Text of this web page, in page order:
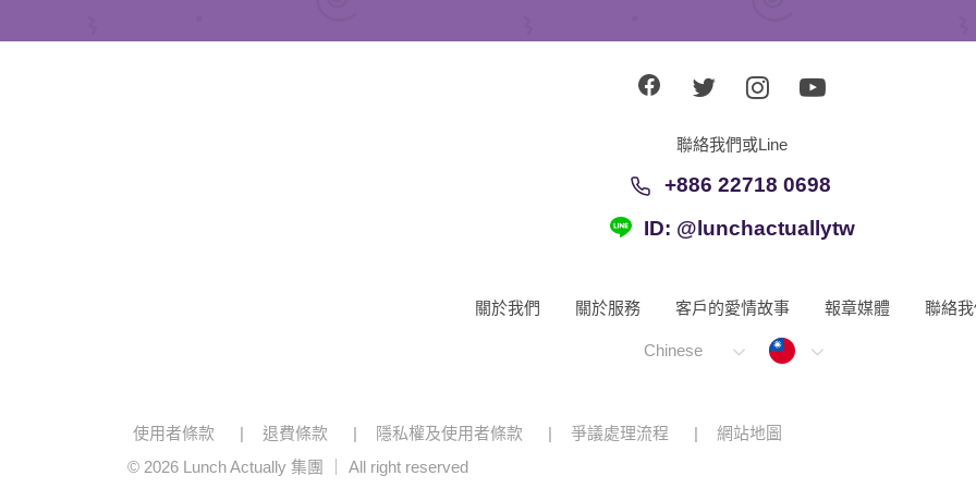
聯絡我們或Line
+886 22718 0698
ID: @lunchactuallytw
關於我們 關於服務 客戶的愛情故事 報章媒體 聯絡
Chinese Taiwan
使用者條款 退費條款 隱私權及使用者條款 爭議處理流程
網站地圖
© 2026 Lunch Actually 集團 ｜ All right reserved